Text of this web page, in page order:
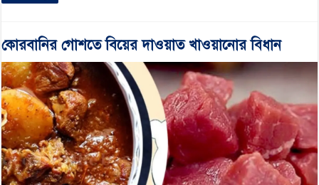
কোরবানির গোশতে বিয়ের দাওয়াত খাওয়ানোর বিধান